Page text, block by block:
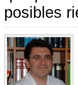
posibles